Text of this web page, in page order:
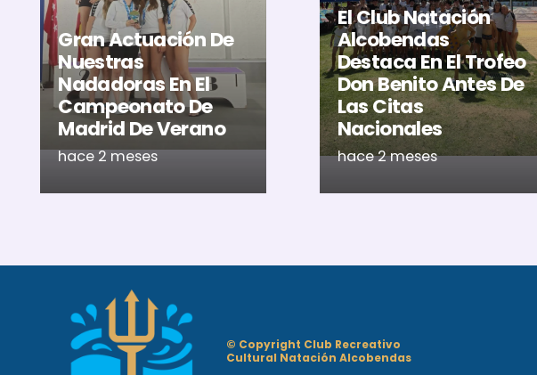
Gran Actuación De
Nuestras
Nadadoras En El
Campeonato De
Madrid De Verano
hace 2 meses
El Club Natación
Alcobendas
Destaca En El Trofeo
Don Benito Antes De
Las Citas
Nacionales
hace 2 meses
© Copyright Club Recreativo
Cultural Natación Alcobendas